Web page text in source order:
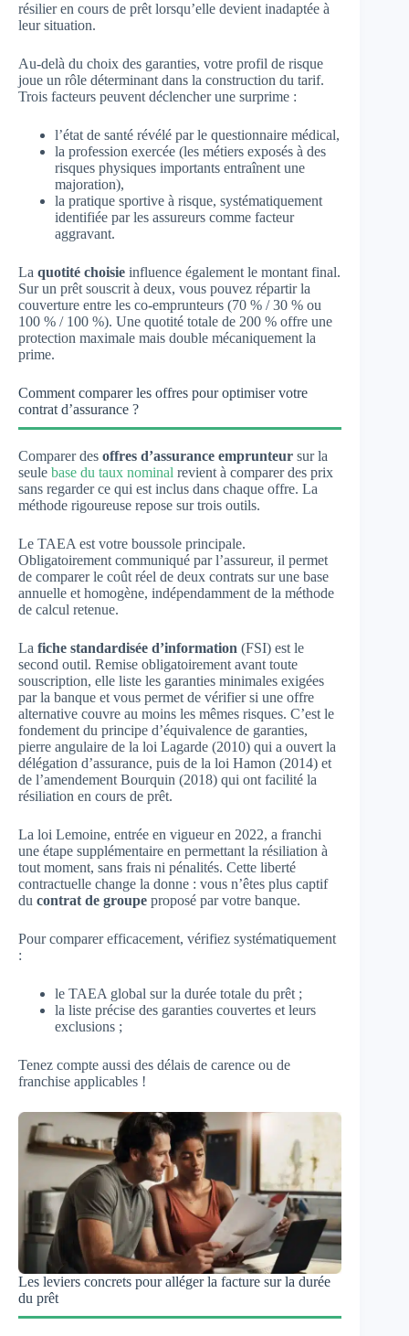
résilier en cours de prêt lorsqu’elle devient inadaptée à
leur situation.
Au-delà du choix des garanties, votre profil de risque
joue un rôle déterminant dans la construction du tarif.
Trois facteurs peuvent déclencher une surprime :
l’état de santé révélé par le questionnaire médical,
la profession exercée (les métiers exposés à des
risques physiques importants entraînent une
majoration),
la pratique sportive à risque, systématiquement
identifiée par les assureurs comme facteur
aggravant.
La quotité choisie influence également le montant final.
Sur un prêt souscrit à deux, vous pouvez répartir la
couverture entre les co-emprunteurs (70 % / 30 % ou
100 % / 100 %). Une quotité totale de 200 % offre une
protection maximale mais double mécaniquement la
prime.
Comment comparer les offres pour optimiser votre
contrat d’assurance ?
Comparer des offres d’assurance emprunteur sur la
seule base du taux nominal revient à comparer des prix
sans regarder ce qui est inclus dans chaque offre. La
méthode rigoureuse repose sur trois outils.
Le TAEA est votre boussole principale.
Obligatoirement communiqué par l’assureur, il permet
de comparer le coût réel de deux contrats sur une base
annuelle et homogène, indépendamment de la méthode
de calcul retenue.
La fiche standardisée d’information (FSI) est le
second outil. Remise obligatoirement avant toute
souscription, elle liste les garanties minimales exigées
par la banque et vous permet de vérifier si une offre
alternative couvre au moins les mêmes risques. C’est le
fondement du principe d’équivalence de garanties,
pierre angulaire de la loi Lagarde (2010) qui a ouvert la
délégation d’assurance, puis de la loi Hamon (2014) et
de l’amendement Bourquin (2018) qui ont facilité la
résiliation en cours de prêt.
La loi Lemoine, entrée en vigueur en 2022, a franchi
une étape supplémentaire en permettant la résiliation à
tout moment, sans frais ni pénalités. Cette liberté
contractuelle change la donne : vous n’êtes plus captif
du contrat de groupe proposé par votre banque.
Pour comparer efficacement, vérifiez systématiquement
:
le TAEA global sur la durée totale du prêt ;
la liste précise des garanties couvertes et leurs
exclusions ;
Tenez compte aussi des délais de carence ou de
franchise applicables !
Les leviers concrets pour alléger la facture sur la durée
du prêt